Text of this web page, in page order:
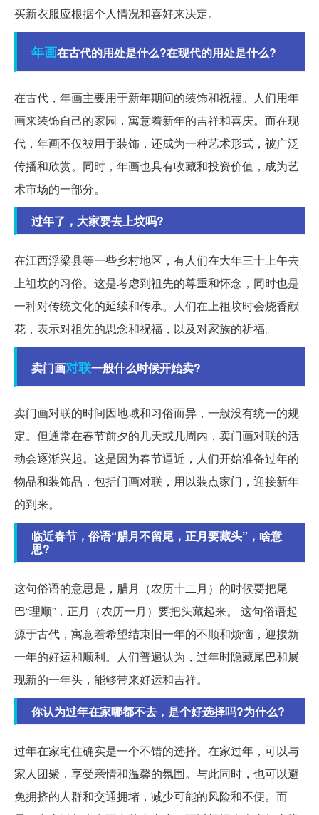
买新衣服应根据个人情况和喜好来决定。
年画在古代的用处是什么?在现代的用处是什么?
在古代，年画主要用于新年期间的装饰和祝福。人们用年
画来装饰自己的家园，寓意着新年的吉祥和喜庆。而在现
代，年画不仅被用于装饰，还成为一种艺术形式，被广泛
传播和欣赏。同时，年画也具有收藏和投资价值，成为艺
术市场的一部分。
过年了，大家要去上坟吗?
在江西浮梁县等一些乡村地区，有人们在大年三十上午去
上祖坟的习俗。这是考虑到祖先的尊重和怀念，同时也是
一种对传统文化的延续和传承。人们在上祖坟时会烧香献
花，表示对祖先的思念和祝福，以及对家族的祈福。
卖门画对联一般什么时候开始卖?
卖门画对联的时间因地域和习俗而异，一般没有统一的规
定。但通常在春节前夕的几天或几周内，卖门画对联的活
动会逐渐兴起。这是因为春节逼近，人们开始准备过年的
物品和装饰品，包括门画对联，用以装点家门，迎接新年
的到来。
临近春节，俗语“腊月不留尾，正月要藏头”，啥意
思?
这句俗语的意思是，腊月（农历十二月）的时候要把尾
巴“理顺”，正月（农历一月）要把头藏起来。 这句俗语起
源于古代，寓意着希望结束旧一年的不顺和烦恼，迎接新
一年的好运和顺利。人们普遍认为，过年时隐藏尾巴和展
现新的一年头，能够带来好运和吉祥。
你认为过年在家哪都不去，是个好选择吗?为什么?
过年在家宅住确实是一个不错的选择。在家过年，可以与
家人团聚，享受亲情和温馨的氛围。与此同时，也可以避
免拥挤的人群和交通拥堵，减少可能的风险和不便。而